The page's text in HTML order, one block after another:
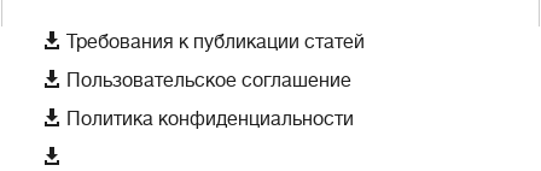
 Требования к публикации статей
 Пользовательское соглашение
 Политика конфиденциальности
